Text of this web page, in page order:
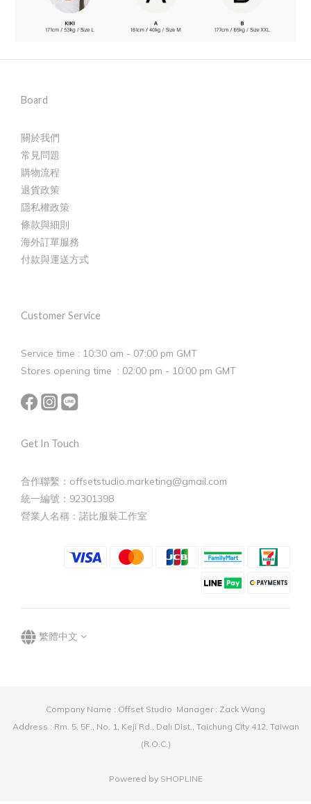
Board
關於我們
常見問題
購物流程
退貨政策
隱私權政策
條款與細則
海外訂單服務
付款與運送方式
Customer Service
Service time : 10:30 am - 07:00 pm GMT
Stores opening time : 02:00 pm - 10:00 pm GMT
Get In Touch
合作聯繫：offsetstudio.marketing@gmail.com
統一編號：92301398
營業人名稱：諾比服裝工作室
繁體中文
Company Name : Offset Studio Manager : Zack Wang
Address : Rm. 5, 5F., No. 1, Keji Rd., Dali Dist., Taichung City 412, Taiwan
(R.O.C.)
Powered by SHOPLINE